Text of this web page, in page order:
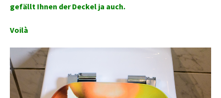
gefällt Ihnen der Deckel ja auch.
Voilà